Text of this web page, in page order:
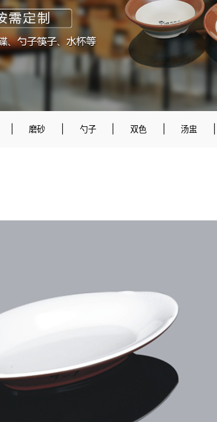
磨砂 勺子 双色 汤盅